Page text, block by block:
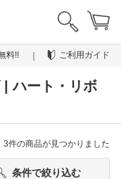
料!! ご利用ガイド
| ハート・リボ
3件の商品が見つかりました
条件で絞り込む